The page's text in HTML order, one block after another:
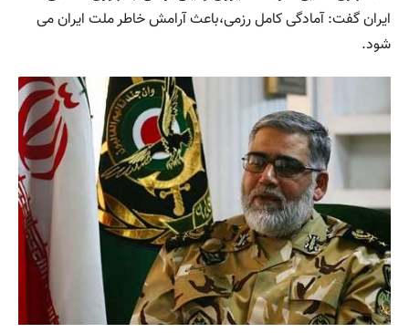
ایران گفت: آمادگی کامل رزمی،باعث آرامش خاطر ملت ایران می
شود.